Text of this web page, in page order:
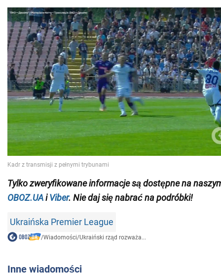
Tylkozweryfikowane informacje są dostępne na
OBOZ.UAiViber. Nie daj się nabrać na podróbki!
Ukraińska Premier League
/Wiadomości/Ukraiński rząd rozważa...
Inne wiadomości